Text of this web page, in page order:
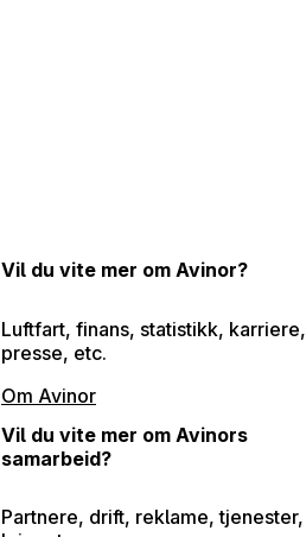
Vil du vite mer om Avinor?
Luftfart, finans, statistikk, karriere,
presse, etc.
Om Avinor
Vil du vite mer om Avinors
samarbeid?
Partnere, drift, reklame, tjenester,